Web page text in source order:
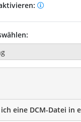
eine DCM-Datei in